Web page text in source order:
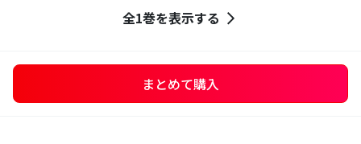
全1巻を表示する
まとめて購入